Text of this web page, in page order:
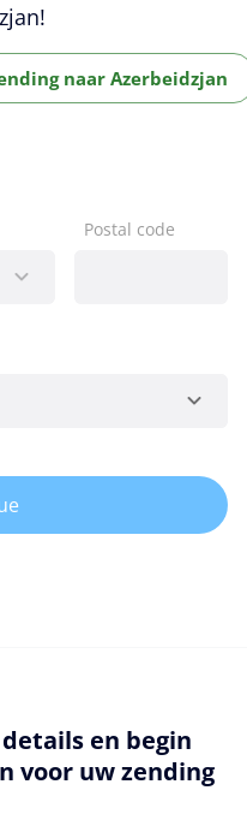
naar Azerbeidzjan
Postal code
en begin
voor uw zending